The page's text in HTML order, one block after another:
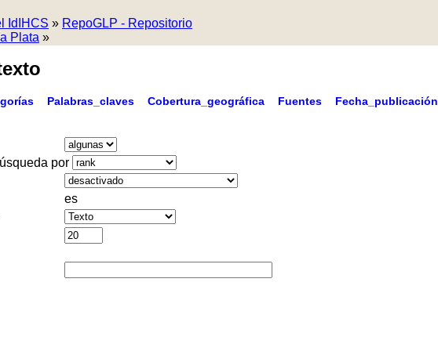
IdIHCS » RepoGLP - Repositorio
Plata »
Palabras_claves Cobertura_geográfica Fuentes Fecha_publicación
por
es